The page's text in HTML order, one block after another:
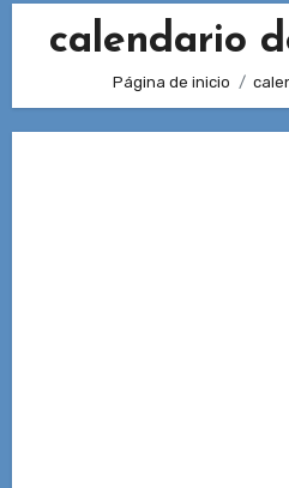
calendario
Página de inicio